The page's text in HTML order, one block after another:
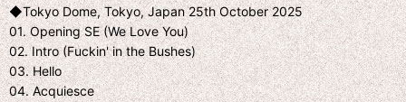
◆Tokyo Dome, Tokyo, Japan 25th October 2025
01. Opening SE (We Love You)
02. Intro (Fuckin' in the Bushes)
03. Hello
04. Acquiesce